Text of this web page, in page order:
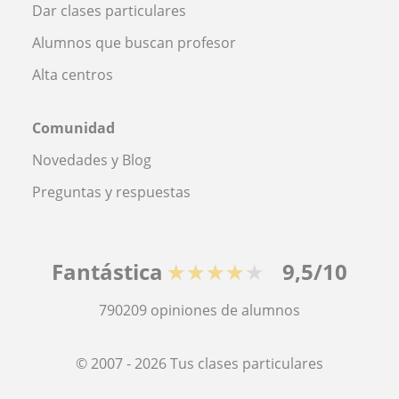
Dar clases particulares
Alumnos que buscan profesor
Alta centros
Comunidad
Novedades y Blog
Preguntas y respuestas
Fantástica ★★★★★ 9,5/10
790209 opiniones de alumnos
© 2007 - 2026 Tus clases particulares